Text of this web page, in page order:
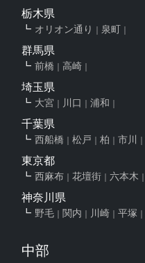
栃木県
オリオン通り 泉町
群馬県
前橋 高崎
埼玉県
大宮 川口 浦和
千葉県
西船橋 松戸 柏 市川
東京都
西麻布 花壇街 六本木
神奈川県
野毛 関内 川崎 平塚
中部